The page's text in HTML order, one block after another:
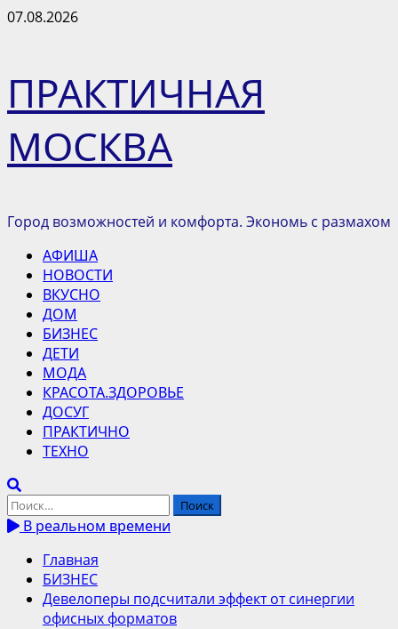
Перейти
07.08.2026
ПРАКТИЧНАЯ
МОСКВА
Город возможностей и комфорта. Экономь с размахом
Основное
меню
АФИША
НОВОСТИ
ВКУСНО
ДОМ
БИЗНЕС
ДЕТИ
МОДА
КРАСОТА.ЗДОРОВЬЕ
ДОСУГ
ПРАКТИЧНО
ТЕХНО
Найти:
В реальном времени
Главная
БИЗНЕС
Девелоперы подсчитали эффект от синергии
офисных форматов